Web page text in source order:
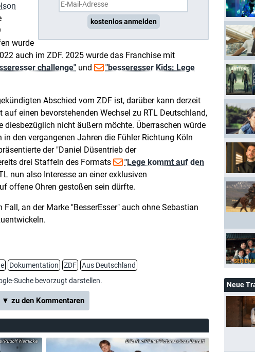
kostenlos anmelden
wurde
auch im ZDF. 2025 wurde das Franchise mit
challenge" und
"besseresser Kids: Lege
Abschied vom ZDF ist, darüber kann derzeit
auf einen bevorstehenden Wechsel zu RTL Deutschland,
diesbezüglich nicht äußern möchte. Überraschen würde
den vergangenen Jahren die Fühler Richtung Köln
der "Daniel Düsentrieb der
drei Staffeln des Formats
"Lege kommt auf den
nun also Interesse an einer exklusiven
offene Ohren gestoßen sein dürfte.
an der Marke "BesserEsser" auch ohne Sebastian
Dokumentation ZDF
Aus Deutschland
Suche bevorzugt darstellen.
▼ zu den Kommentaren
Rudolf Wernicke Red Planet Pictures/Joss Barratt
Neue